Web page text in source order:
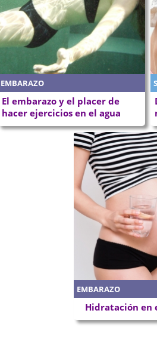
EMBARAZO
El embarazo y el placer de
hacer ejercicios en el agua
EMBARAZO
Hidratación en